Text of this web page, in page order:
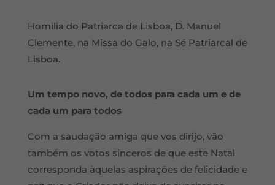
Homilia do Patriarca de Lisboa, D. Manuel
Clemente, na Missa do Galo, na Sé Patriarcal de
Lisboa.
Um tempo novo, de todos para cada um e de
cada um para todos
Com a saudação amiga que vos dirijo, vão
também os votos sinceros de que este Natal
corresponda àquelas aspirações de felicidade e